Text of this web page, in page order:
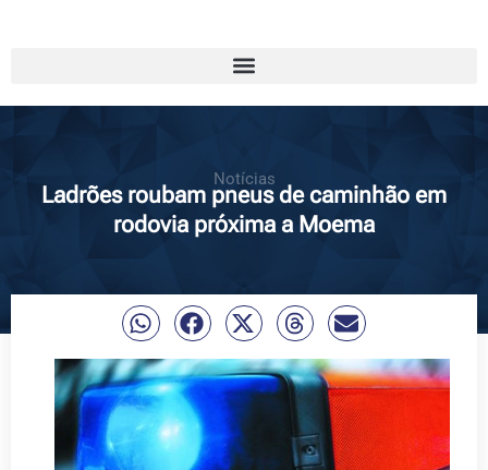
Notícias
Ladrões roubam pneus de caminhão em
rodovia próxima a Moema